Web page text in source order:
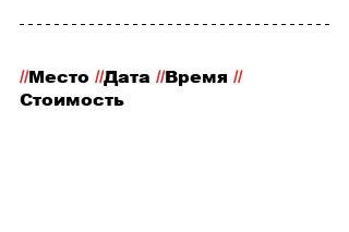
//Место //Дата //Время //
Стоимость